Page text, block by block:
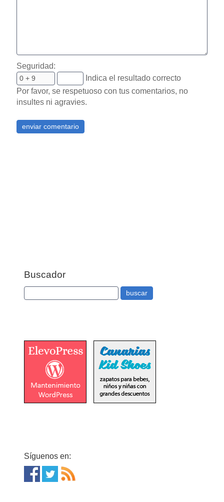
Seguridad:
Indica el resultado correcto
Por favor, se respetuoso con tus comentarios, no
insultes ni agravies.
Buscador
Síguenos en: